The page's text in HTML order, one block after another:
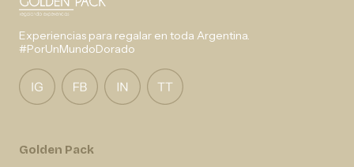
Experiencias para regalar en toda Argentina.
#PorUnMundoDorado
Golden Pack